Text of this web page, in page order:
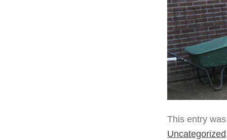
This entry
Uncategorized